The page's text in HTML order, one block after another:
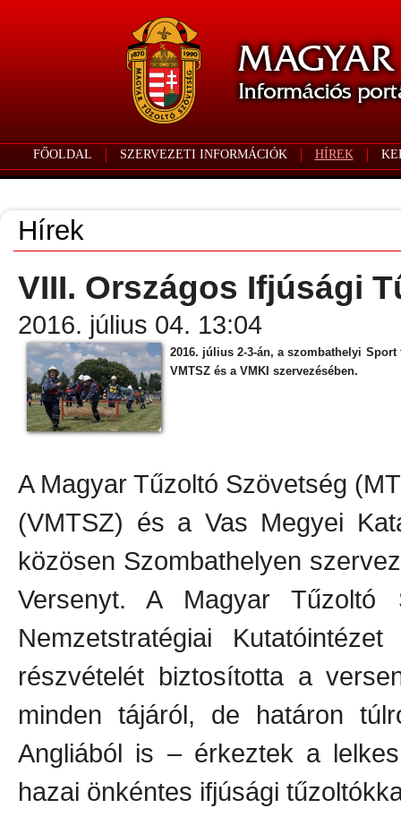
FŐOLDAL SZERVEZETI INFORMÁCIÓK HÍREK
Hírek
VIII. Országos Ifjúsági
2016. július 04. 13:04
2016. július 2-3-án, a szombathelyi
VMTSZ és a VMKI szervezésében.
A Magyar Tűzoltó Szövetség
(VMTSZ) és a Vas Megyei
közösen Szombathelyen
Versenyt. A Magyar Tűzoltó
Nemzetstratégiai
részvételét biztosította a
minden tájáról, de határon
Angliából is – érkeztek a
hazai önkéntes ifjúsági